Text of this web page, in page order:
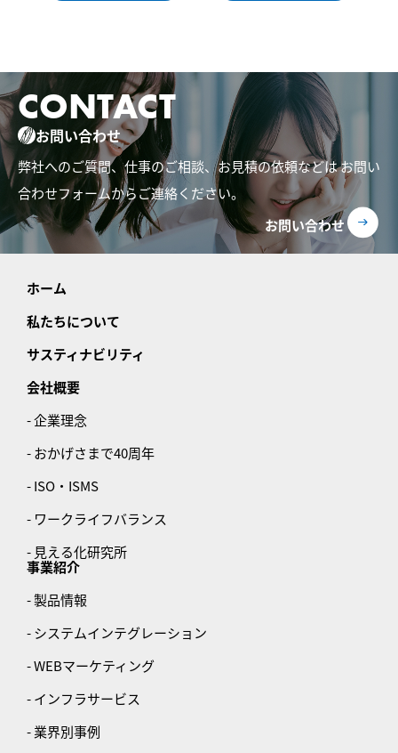
CONTACT
お問い合わせ
弊社へのご質問、仕事のご相談、お見積の依頼などはお問い
合わせフォームからご連絡ください。
お問い合わせ
ホーム
私たちについて
サスティナビリティ
会社概要
- 企業理念
- おかげさまで40周年
- ISO・ISMS
- ワークライフバランス
- 見える化研究所
事業紹介
- 製品情報
- システムインテグレーション
- WEBマーケティング
- インフラサービス
- 業界別事例